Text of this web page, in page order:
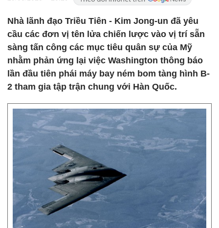
Nhà lãnh đạo Triều Tiên - Kim Jong-un đã yêu
cầu các đơn vị tên lửa chiến lược vào vị trí sẵn
sàng tấn công các mục tiêu quân sự của Mỹ
nhằm phản ứng lại việc Washington thông báo
lần đầu tiên phái máy bay ném bom tàng hình B-
2 tham gia tập trận chung với Hàn Quốc.